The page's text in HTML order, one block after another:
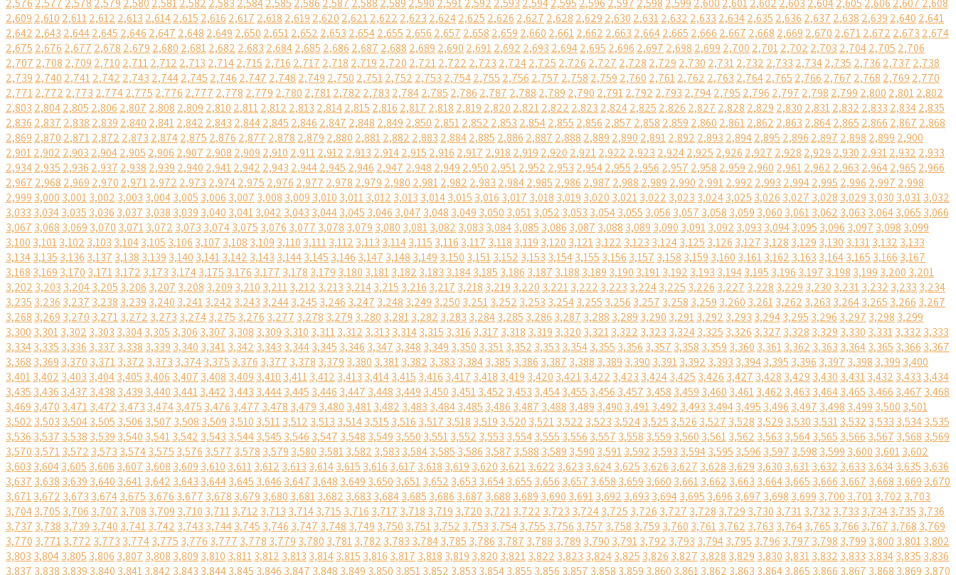
2,576 2,577 2,578 2,579 2,580 2,5812,582 2,583 2,5842,585 2,586 2,587 2,588 2,589 2,590 2,5912,592 2,593 2,5942,595 2,596 2,597 2,598 2,599 2,600 2,6012,602 2,603 2,6042,605 2,606 2,607 2,608
2,609 2,610 2,6112,612 2,613 2,6142,615 2,616 2,617 2,618 2,619 2,620 2,6212,622 2,623 2,6242,625 2,626 2,627 2,628 2,629 2,630 2,6312,632 2,633 2,6342,635 2,636 2,637 2,638 2,639 2,640 2,641
2,642 2,643 2,6442,645 2,646 2,647 2,648 2,649 2,650 2,6512,652 2,653 2,6542,655 2,656 2,657 2,658 2,659 2,660 2,6612,662 2,663 2,6642,665 2,666 2,667 2,668 2,669 2,670 2,6712,672 2,673 2,674
2,675 2,676 2,677 2,678 2,679 2,680 2,6812,682 2,683 2,6842,685 2,686 2,687 2,688 2,689 2,690 2,6912,692 2,693 2,6942,695 2,696 2,697 2,698 2,699 2,700 2,7012,702 2,703 2,7042,705 2,706
2,707 2,708 2,709 2,710 2,7112,712 2,713 2,7142,715 2,716 2,717 2,718 2,719 2,720 2,7212,722 2,723 2,7242,725 2,726 2,727 2,728 2,729 2,730 2,7312,732 2,733 2,7342,735 2,736 2,737 2,738
2,739 2,740 2,7412,742 2,743 2,7442,745 2,746 2,747 2,748 2,749 2,750 2,7512,752 2,753 2,7542,755 2,756 2,757 2,758 2,759 2,760 2,7612,762 2,763 2,7642,765 2,766 2,767 2,768 2,769 2,770
2,7712,772 2,773 2,7742,775 2,776 2,777 2,778 2,779 2,780 2,7812,782 2,783 2,7842,785 2,786 2,787 2,788 2,789 2,790 2,7912,792 2,793 2,7942,795 2,796 2,797 2,798 2,799 2,800 2,8012,802
2,803 2,8042,805 2,806 2,807 2,808 2,809 2,810 2,8112,812 2,813 2,8142,815 2,816 2,817 2,818 2,819 2,820 2,8212,822 2,823 2,8242,825 2,826 2,827 2,828 2,829 2,830 2,8312,832 2,833 2,8342,835
2,836 2,837 2,838 2,839 2,840 2,8412,842 2,843 2,8442,845 2,846 2,847 2,848 2,849 2,850 2,8512,852 2,853 2,8542,855 2,856 2,857 2,858 2,859 2,860 2,8612,862 2,863 2,8642,865 2,866 2,867 2,868
2,869 2,870 2,8712,872 2,873 2,8742,875 2,876 2,877 2,878 2,879 2,880 2,8812,882 2,883 2,8842,885 2,886 2,887 2,888 2,889 2,890 2,8912,892 2,893 2,8942,895 2,896 2,897 2,898 2,899 2,900
2,9012,902 2,903 2,9042,905 2,906 2,907 2,908 2,909 2,910 2,9112,912 2,913 2,9142,915 2,916 2,917 2,918 2,919 2,920 2,9212,922 2,923 2,9242,925 2,926 2,927 2,928 2,929 2,930 2,9312,932 2,933
2,9342,935 2,936 2,937 2,938 2,939 2,940 2,9412,942 2,943 2,9442,945 2,946 2,947 2,948 2,949 2,950 2,9512,952 2,953 2,9542,955 2,956 2,957 2,958 2,959 2,960 2,9612,962 2,963 2,9642,965 2,966
2,967 2,968 2,969 2,970 2,9712,972 2,973 2,9742,975 2,976 2,977 2,978 2,979 2,980 2,9812,982 2,983 2,9842,985 2,986 2,987 2,988 2,989 2,990 2,9912,992 2,993 2,9942,995 2,996 2,997 2,998
2,999 3,000 3,0013,002 3,003 3,0043,005 3,006 3,007 3,008 3,009 3,010 3,0113,012 3,013 3,0143,015 3,016 3,017 3,018 3,019 3,020 3,0213,022 3,023 3,0243,025 3,026 3,027 3,028 3,029 3,030 3,0313,032
3,033 3,0343,035 3,036 3,037 3,038 3,039 3,040 3,0413,042 3,043 3,0443,045 3,046 3,047 3,048 3,049 3,050 3,0513,052 3,053 3,0543,055 3,056 3,057 3,058 3,059 3,060 3,0613,062 3,063 3,0643,065 3,066
3,067 3,068 3,069 3,070 3,0713,072 3,073 3,0743,075 3,076 3,077 3,078 3,079 3,080 3,0813,082 3,083 3,0843,085 3,086 3,087 3,088 3,089 3,090 3,0913,092 3,093 3,0943,095 3,096 3,097 3,098 3,099
3,100 3,1013,102 3,103 3,1043,105 3,106 3,107 3,108 3,109 3,110 3,1113,112 3,113 3,1143,115 3,116 3,117 3,118 3,119 3,120 3,1213,122 3,123 3,1243,125 3,126 3,127 3,128 3,129 3,130 3,1313,132 3,133
3,1343,135 3,136 3,137 3,138 3,139 3,140 3,1413,142 3,143 3,1443,145 3,146 3,147 3,148 3,149 3,150 3,1513,152 3,153 3,1543,155 3,156 3,157 3,158 3,159 3,160 3,1613,162 3,163 3,1643,165 3,166 3,167
3,168 3,169 3,170 3,1713,172 3,173 3,1743,175 3,176 3,177 3,178 3,179 3,180 3,1813,182 3,183 3,1843,185 3,186 3,187 3,188 3,189 3,190 3,1913,192 3,193 3,1943,195 3,196 3,197 3,198 3,199 3,200 3,201
3,202 3,203 3,2043,205 3,206 3,207 3,208 3,209 3,210 3,2113,212 3,213 3,2143,215 3,216 3,217 3,218 3,219 3,220 3,2213,222 3,223 3,2243,225 3,226 3,227 3,228 3,229 3,230 3,2313,232 3,233 3,234
3,235 3,236 3,237 3,238 3,239 3,240 3,2413,242 3,243 3,2443,245 3,246 3,247 3,248 3,249 3,250 3,2513,252 3,253 3,2543,255 3,256 3,257 3,258 3,259 3,260 3,2613,262 3,263 3,2643,265 3,266 3,267
3,268 3,269 3,270 3,2713,272 3,273 3,2743,275 3,276 3,277 3,278 3,279 3,280 3,2813,282 3,283 3,2843,285 3,286 3,287 3,288 3,289 3,290 3,2913,292 3,293 3,2943,295 3,296 3,297 3,298 3,299
3,300 3,3013,302 3,303 3,3043,305 3,306 3,307 3,308 3,309 3,310 3,3113,312 3,313 3,3143,315 3,316 3,317 3,318 3,319 3,320 3,3213,322 3,323 3,3243,325 3,326 3,327 3,328 3,329 3,330 3,3313,332 3,333
3,3343,335 3,336 3,337 3,338 3,339 3,340 3,3413,342 3,343 3,3443,345 3,346 3,347 3,348 3,349 3,350 3,3513,352 3,353 3,3543,355 3,356 3,357 3,358 3,359 3,360 3,3613,362 3,363 3,3643,365 3,366 3,367
3,368 3,369 3,370 3,3713,372 3,373 3,3743,375 3,376 3,377 3,378 3,379 3,380 3,3813,382 3,383 3,3843,385 3,386 3,387 3,388 3,389 3,390 3,3913,392 3,393 3,3943,395 3,396 3,397 3,398 3,399 3,400
3,4013,402 3,403 3,4043,405 3,406 3,407 3,408 3,409 3,410 3,4113,412 3,413 3,4143,415 3,416 3,417 3,418 3,419 3,420 3,4213,422 3,423 3,4243,425 3,426 3,427 3,428 3,429 3,430 3,4313,432 3,433 3,434
3,435 3,436 3,437 3,438 3,439 3,440 3,4413,442 3,443 3,4443,445 3,446 3,447 3,448 3,449 3,450 3,4513,452 3,453 3,4543,455 3,456 3,457 3,458 3,459 3,460 3,4613,462 3,463 3,4643,465 3,466 3,467 3,468
3,469 3,470 3,4713,472 3,473 3,4743,475 3,476 3,477 3,478 3,479 3,480 3,4813,482 3,483 3,4843,485 3,486 3,487 3,488 3,489 3,490 3,4913,492 3,493 3,4943,495 3,496 3,497 3,498 3,499 3,500 3,501
3,502 3,503 3,5043,505 3,506 3,507 3,508 3,509 3,510 3,5113,512 3,513 3,5143,515 3,516 3,517 3,518 3,519 3,520 3,5213,522 3,523 3,5243,525 3,526 3,527 3,528 3,529 3,530 3,5313,532 3,533 3,5343,535
3,536 3,537 3,538 3,539 3,540 3,5413,542 3,543 3,5443,545 3,546 3,547 3,548 3,549 3,550 3,5513,552 3,553 3,5543,555 3,556 3,557 3,558 3,559 3,560 3,5613,562 3,563 3,5643,565 3,566 3,567 3,568 3,569
3,570 3,5713,572 3,573 3,5743,575 3,576 3,577 3,578 3,579 3,580 3,5813,582 3,583 3,5843,585 3,586 3,587 3,588 3,589 3,590 3,5913,592 3,593 3,5943,595 3,596 3,597 3,598 3,599 3,600 3,6013,602
3,603 3,6043,605 3,606 3,607 3,608 3,609 3,610 3,6113,612 3,613 3,6143,615 3,616 3,617 3,618 3,619 3,620 3,6213,622 3,623 3,6243,625 3,626 3,627 3,628 3,629 3,630 3,6313,632 3,633 3,6343,635 3,636
3,637 3,638 3,639 3,640 3,6413,642 3,643 3,6443,645 3,646 3,647 3,648 3,649 3,650 3,6513,652 3,653 3,6543,655 3,656 3,657 3,658 3,659 3,660 3,6613,662 3,663 3,6643,665 3,666 3,667 3,668 3,669 3,670
3,6713,672 3,673 3,6743,675 3,676 3,677 3,678 3,679 3,680 3,6813,682 3,683 3,6843,685 3,686 3,687 3,688 3,689 3,690 3,6913,692 3,693 3,6943,695 3,696 3,697 3,698 3,699 3,700 3,7013,702 3,703
3,7043,705 3,706 3,707 3,708 3,709 3,710 3,7113,712 3,713 3,7143,715 3,716 3,717 3,718 3,719 3,720 3,7213,722 3,723 3,7243,725 3,726 3,727 3,728 3,729 3,730 3,7313,732 3,733 3,7343,735 3,736
3,737 3,738 3,739 3,740 3,7413,742 3,743 3,7443,745 3,746 3,747 3,748 3,749 3,750 3,7513,752 3,753 3,7543,755 3,756 3,757 3,758 3,759 3,760 3,7613,762 3,763 3,7643,765 3,766 3,767 3,768 3,769
3,770 3,7713,772 3,773 3,7743,775 3,776 3,777 3,778 3,779 3,780 3,7813,782 3,783 3,7843,785 3,786 3,787 3,788 3,789 3,790 3,7913,792 3,793 3,7943,795 3,796 3,797 3,798 3,799 3,800 3,8013,802
3,803 3,8043,805 3,806 3,807 3,808 3,809 3,810 3,8113,812 3,813 3,8143,815 3,816 3,817 3,818 3,819 3,820 3,8213,822 3,823 3,8243,825 3,826 3,827 3,828 3,829 3,830 3,8313,832 3,833 3,8343,835 3,836
3,837 3,838 3,839 3,840 3,8413,842 3,843 3,8443,845 3,846 3,847 3,848 3,849 3,850 3,8513,852 3,853 3,8543,855 3,856 3,857 3,858 3,859 3,860 3,8613,862 3,863 3,8643,865 3,866 3,867 3,868 3,869 3,870